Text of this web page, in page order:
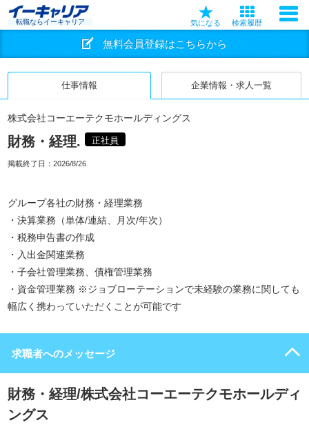
転職ならイーキャリア 気になる 検索履歴
無料会員登録はこちらから
仕事情報 企業情報・求人一覧
株式会社コーエーテクモホールディングス
財務・経理. 正社員
掲載終了日： 2026/8/26
グループ各社の財務・経理業務
・決算業務（単体/連結、月次/年次）
・税務申告書の作成
・入出金関連業務
・子会社管理業務、債権管理業務
・資金管理業務 ※ジョブローテーションで未経験の業務に関しても
幅広く携わっていただくことが可能です
求職者へのメッセージ
財務・経理/株式会社コーエーテクモホールディ
ングス